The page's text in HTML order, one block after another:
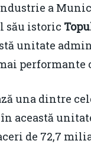
to close
a
său istoric
unitate
una dintre
această
de 72,7